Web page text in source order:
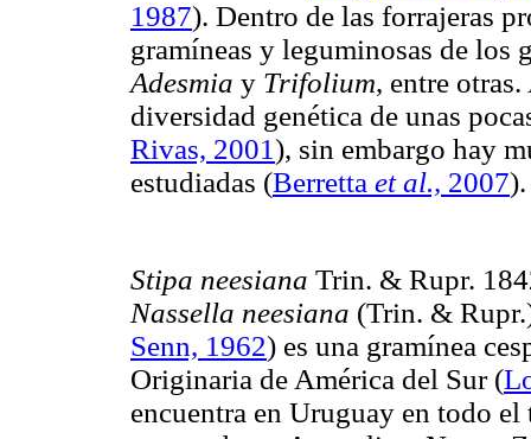
1987). Dentro de las forrajeras
gramíneas y leguminosas de los
Adesmia y Trifolium, entre
diversidad genética de unas
Rivas, 2001), sin embargo hay
estudiadas (Berretta et al., 2007).
Stipa neesiana Trin. & Rupr.
Nassella neesiana (Trin. &
Senn, 1962) es una gramínea
Originaria de América del Sur (
encuentra en Uruguay en todo